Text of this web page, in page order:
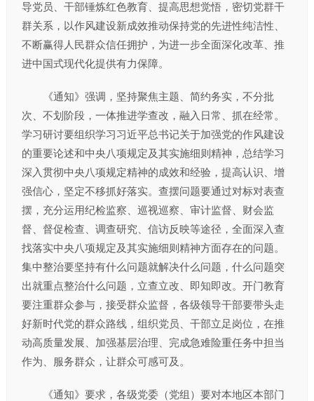
导党员、干部锤炼红色教育、提高思想觉悟，密切党群干
群关系，以作风建设新成效推动保持党的先进性纯洁性、
不断赢得人民群众信任拥护，为进一步全面深化改革、推
进中国式现代化提供有力保障。
《通知》强调，坚持聚焦主题、简约务实，不分批
次、不划阶段，一体推进学查改，融入日常、抓在经常。
学习研讨要组织学习习近平总书记关于加强党的作风建设
的重要论述和中央八项规定及其实施细则精神，总结学习
深入贯彻中央八项规定精神的成效和经验，提高认识、增
强信心，坚定不移抓好落实。查摆问题要通过对标对表查
摆，充分运用纪检监察、巡视巡察、审计监督、财会监
督、督促检查、调查研究、信访反映等途径，全面深入查
找落实中央八项规定及其实施细则精神方面存在的问题。
集中整治要坚持有什么问题就解决什么问题，什么问题突
出就重点整治什么问题，立查立改、即知即改。开门教育
要注重群众参与，接受群众监督，各级领导干部要带头走
好新时代党的群众路线，组织党员、干部立足岗位，在推
动高质量发展、加强基层治理、完成急难险重任务中担当
作为、服务群众，让群众可感可及。
《通知》要求，各级党委（党组）要对本地区本部门